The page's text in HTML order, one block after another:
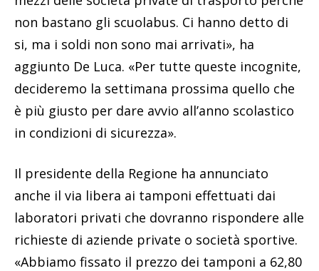
non bastano gli scuolabus. Ci hanno detto di
si, ma i soldi non sono mai arrivati», ha
aggiunto De Luca. «Per tutte queste incognite,
decideremo la settimana prossima quello che
è più giusto per dare avvio all’anno scolastico
in condizioni di sicurezza».
Il presidente della Regione ha annunciato
anche il via libera ai tamponi effettuati dai
laboratori privati che dovranno rispondere alle
richieste di aziende private o società sportive.
«Abbiamo fissato il prezzo dei tamponi a 62,80